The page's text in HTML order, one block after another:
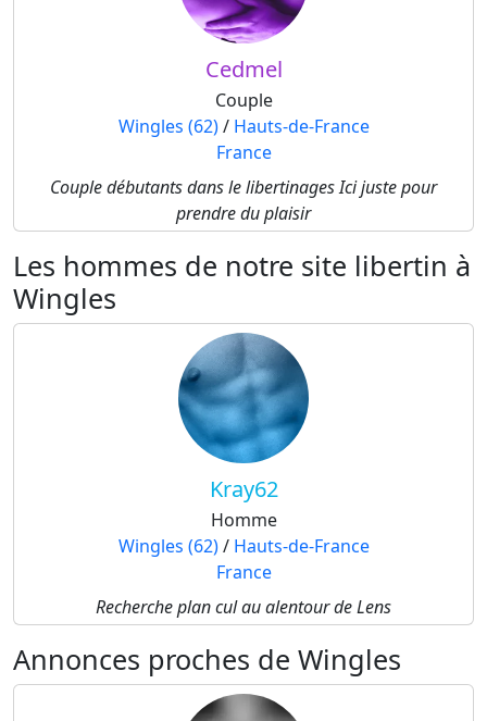
Cedmel
Couple
Wingles (62)/ Hauts-de-France
France
Couple débutants dans le libertinages Ici juste pour
prendre du plaisir
Les hommes de notre site libertin à
Wingles
Kray62
Homme
Wingles (62)/ Hauts-de-France
France
Recherche plan cul au alentour de Lens
Annonces proches de Wingles